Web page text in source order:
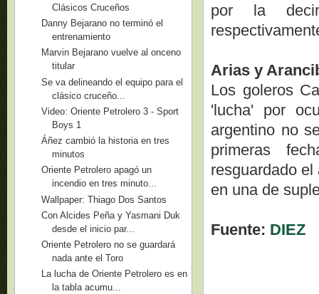
por la
Arias y
Los goleros
'lucha' por
argentino no
primeras
resguardado
en una de
Fuente: DIEZ
Clásicos Cruceños
Danny Bejarano no terminó el
entrenamiento
Marvin Bejarano vuelve al onceno
titular
Se va delineando el equipo para el
clásico cruceño...
Video: Oriente Petrolero 3 - Sport
Boys 1
Áñez cambió la historia en tres
minutos
Oriente Petrolero apagó un
incendio en tres minuto...
Wallpaper: Thiago Dos Santos
Con Alcides Peña y Yasmani Duk
desde el inicio par...
Oriente Petrolero no se guardará
nada ante el Toro
La lucha de Oriente Petrolero es en
la tabla acumu...